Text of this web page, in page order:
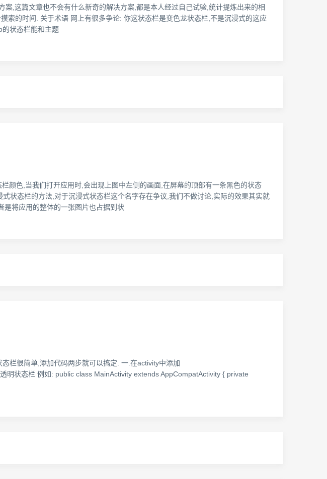
,这篇文章也不会有什么新奇的解决方案,都是本人经过自己试验,统计提炼出来的相
索的时间. 关于术语 网上有很多争论: 你这状态栏是变色龙状态栏,不是沉浸式的这应
状态栏能和主题
颜色,当我们打开应用时,会出现上图中左侧的画面,在屏幕的顶部有一条黑色的状态
状态栏的方法,对于沉浸式状态栏这个名字存在争议,我们不做讨论,实际的效果其实就
是将应用的整体的一张图片也占据到状
栏很简单,添加代码两步就可以搞定. 一.在activity中添加
状态栏 例如: public class MainActivity extends AppCompatActivity { private